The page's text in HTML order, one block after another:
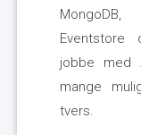
jobbe med
mange
tvers.